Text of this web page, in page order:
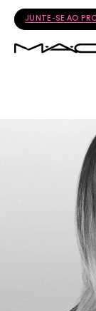
JUNTE-SE AO